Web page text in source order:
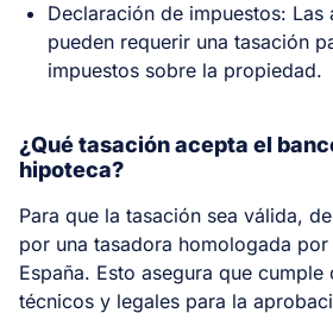
Declaración de impuestos:
pueden requerir una tasación
impuestos sobre la propiedad.
¿Qué tasación acepta el
hipoteca?
Para que la tasación sea válida,
por una tasadora homologada
España. Esto asegura que
técnicos y legales para la